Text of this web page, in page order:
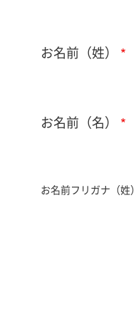
お名前（姓）
お名前（名）
お名前フリガナ（姓）